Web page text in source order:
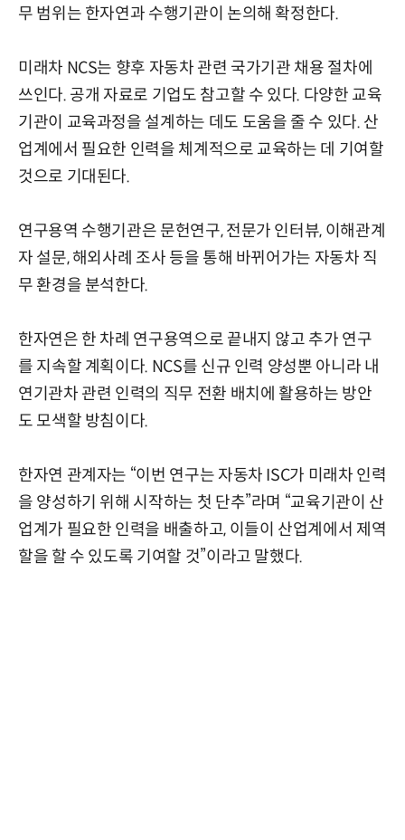
무 범위는 한자연과 수행기관이 논의해 확정한다.
미래차 NCS는 향후 자동차 관련 국가기관 채용 절차에
쓰인다. 공개 자료로 기업도 참고할 수 있다. 다양한 교육
기관이 교육과정을 설계하는 데도 도움을 줄 수 있다. 산
업계에서 필요한 인력을 체계적으로 교육하는 데 기여할
것으로 기대된다.
연구용역 수행기관은 문헌연구, 전문가 인터뷰, 이해관계
자 설문, 해외사례 조사 등을 통해 바뀌어가는 자동차 직
무 환경을 분석한다.
한자연은 한 차례 연구용역으로 끝내지 않고 추가 연구
를 지속할 계획이다. NCS를 신규 인력 양성뿐 아니라 내
연기관차 관련 인력의 직무 전환 배치에 활용하는 방안
도 모색할 방침이다.
한자연 관계자는 “이번 연구는 자동차 ISC가 미래차 인력
을 양성하기 위해 시작하는 첫 단추”라며 “교육기관이 산
업계가 필요한 인력을 배출하고, 이들이 산업계에서 제역
할을 할 수 있도록 기여할 것”이라고 말했다.